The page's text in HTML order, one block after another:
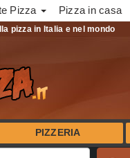
Pizza Pizza in casa
pizza in Italia e nel mondo
PIZZERIA